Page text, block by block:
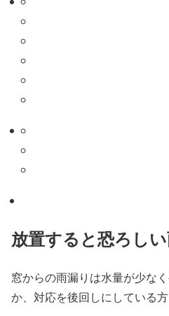
放置すると恐ろし
窓からの雨漏りは水量が少な
か、対応を後回しにしている方